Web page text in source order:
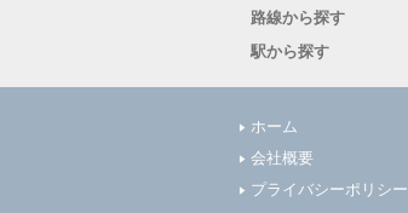
路線から探す
駅から探す
ホーム
会社概要
プライバシーポリシー